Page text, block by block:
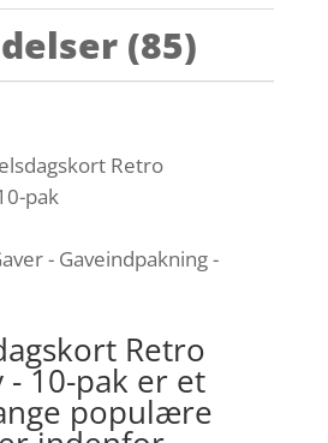
(85)
Retro
pak
- Gaveindpakning -
Retro
- 10-pak er et
populære